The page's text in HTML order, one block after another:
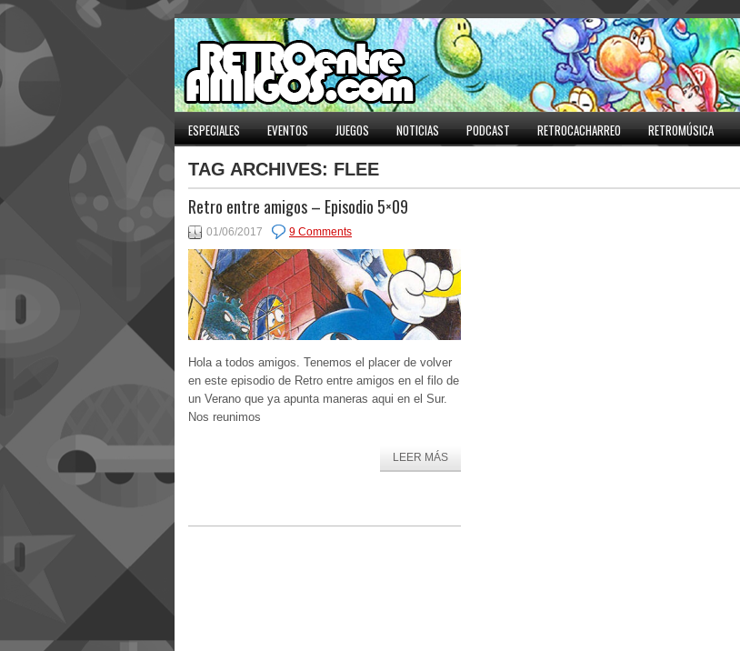
ESPECIALES EVENTOS JUEGOS NOTICIAS PODCAST RETROCACHARREO RETROMÚSICA
TAG ARCHIVES: FLEE
Retro entre amigos – Episodio 5×09
01/06/2017 9 Comments
Hola a todos amigos. Tenemos el placer de volver
en este episodio de Retro entre amigos en el filo de
un Verano que ya apunta maneras aqui en el Sur.
Nos reunimos
LEER MÁS